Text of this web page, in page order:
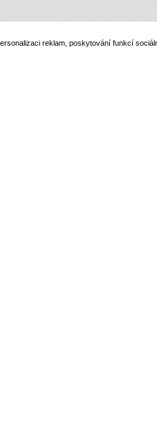
reklam, poskytování funkcí